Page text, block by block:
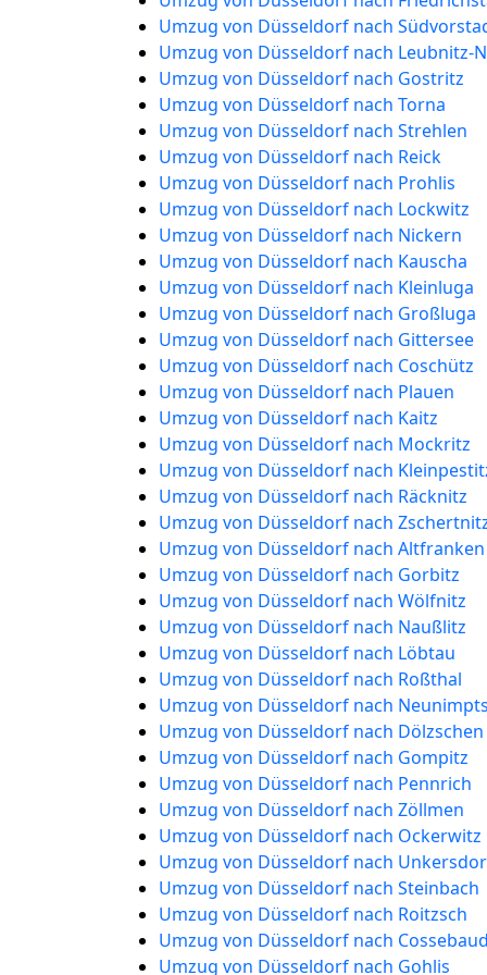
Umzug von Düsseldorf nach
Umzug von Düsseldorf nach Leubnitz-
Umzug von Düsseldorf nach Gostritz
Umzug von Düsseldorf nach Torna
Umzug von Düsseldorf nach Strehlen
Umzug von Düsseldorf nach Reick
Umzug von Düsseldorf nach Prohlis
Umzug von Düsseldorf nach Lockwitz
Umzug von Düsseldorf nach Nickern
Umzug von Düsseldorf nach Kauscha
Umzug von Düsseldorf nach Kleinluga
Umzug von Düsseldorf nach Großluga
Umzug von Düsseldorf nach Gittersee
Umzug von Düsseldorf nach Coschütz
Umzug von Düsseldorf nach Plauen
Umzug von Düsseldorf nach Kaitz
Umzug von Düsseldorf nach Mockritz
Umzug von Düsseldorf nach
Umzug von Düsseldorf nach Räcknitz
Umzug von Düsseldorf nach
Umzug von Düsseldorf nach Altfranken
Umzug von Düsseldorf nach Gorbitz
Umzug von Düsseldorf nach Wölfnitz
Umzug von Düsseldorf nach Naußlitz
Umzug von Düsseldorf nach Löbtau
Umzug von Düsseldorf nach Roßthal
Umzug von Düsseldorf nach
Umzug von Düsseldorf nach Dölzschen
Umzug von Düsseldorf nach Gompitz
Umzug von Düsseldorf nach Pennrich
Umzug von Düsseldorf nach Zöllmen
Umzug von Düsseldorf nach Ockerwitz
Umzug von Düsseldorf nach
Umzug von Düsseldorf nach Steinbach
Umzug von Düsseldorf nach Roitzsch
Umzug von Düsseldorf nach
Umzug von Düsseldorf nach Gohlis